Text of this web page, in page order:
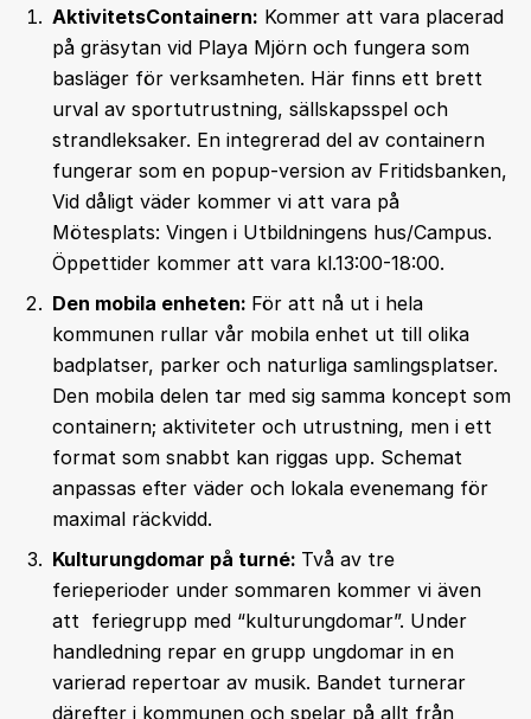
AktivitetsContainern: Kommer att vara placerad
på gräsytan vid Playa Mjörn och fungera som
basläger för verksamheten. Här finns ett brett
urval av sportutrustning, sällskapsspel och
strandleksaker. En integrerad del av containern
fungerar som en popup-version av Fritidsbanken,
Vid dåligt väder kommer vi att vara på
Mötesplats: Vingen i Utbildningens hus/Campus.
Öppettider kommer att vara kl.13:00-18:00.
Den mobila enheten: För att nå ut i hela
kommunen rullar vår mobila enhet ut till olika
badplatser, parker och naturliga samlingsplatser.
Den mobila delen tar med sig samma koncept som
containern; aktiviteter och utrustning, men i ett
format som snabbt kan riggas upp. Schemat
anpassas efter väder och lokala evenemang för
maximal räckvidd.
Kulturungdomar på turné: Två av tre
ferieperioder under sommaren kommer vi även
att feriegrupp med “kulturungdomar”. Under
handledning repar en grupp ungdomar in en
varierad repertoar av musik. Bandet turnerar
därefter i kommunen och spelar på allt från